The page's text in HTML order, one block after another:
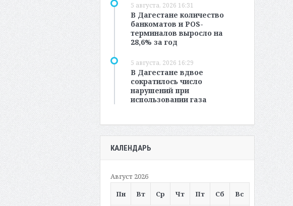
5 августа, 2026 16:31
В Дагестане количество
банкоматов и POS-
терминалов выросло на
28,6% за год
5 августа, 2026 16:29
В Дагестане вдвое
сократилось число
нарушений при
использовании газа
КАЛЕНДАРЬ
Август 2026
Пн
Вт Ср Чт Пт Сб Вс